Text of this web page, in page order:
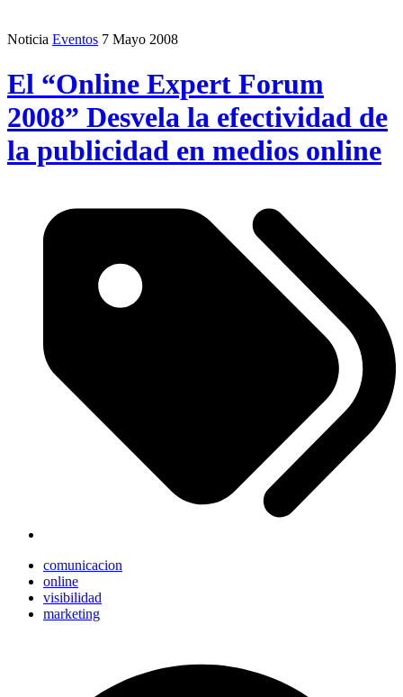
Noticia Eventos 7 Mayo 2008
El “Online Expert Forum
2008” Desvela la efectividad de
la publicidad en medios online
comunicacion
online
visibilidad
marketing